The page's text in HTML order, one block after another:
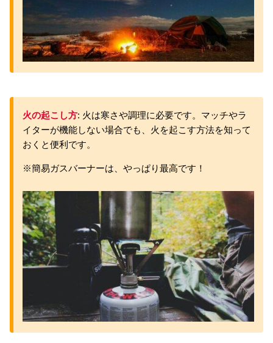
火の起こし方: 火は寒さや調理に必要です。マッチやラ
イターが機能しない場合でも、火を起こす方法を知って
おくと便利です。
※簡易ガスバーナーは、やっぱり最高です！